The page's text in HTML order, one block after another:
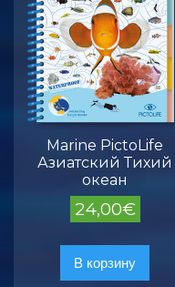
Marine PictoLife
Азиатский Тихий
океан
24,00€
В корзину